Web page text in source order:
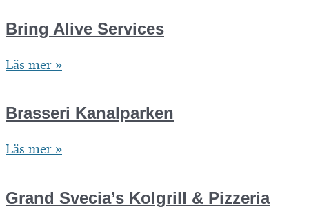
AB
Bring Alive Services
Bring
Services
Läs mer »
Brasseri Kanalparken
Brasseri
Läs mer »
Grand Svecia’s Kolgrill & Pizzeria